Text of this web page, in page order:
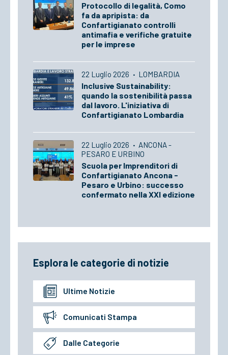
Protocollo di legalità, Como
fa da apripista: da
Confartigianato controlli
antimafia e verifiche gratuite
per le imprese
22 Luglio 2026 · LOMBARDIA
Inclusive Sustainability:
quando la sostenibilità passa
dal lavoro. L'iniziativa di
Confartigianato Lombardia
22 Luglio 2026 · ANCONA -
PESARO E URBINO
Scuola per Imprenditori di
Confartigianato Ancona -
Pesaro e Urbino: successo
confermato nella XXI edizione
Esplora le categorie di notizie
Ultime Notizie
Comunicati Stampa
Dalle Categorie